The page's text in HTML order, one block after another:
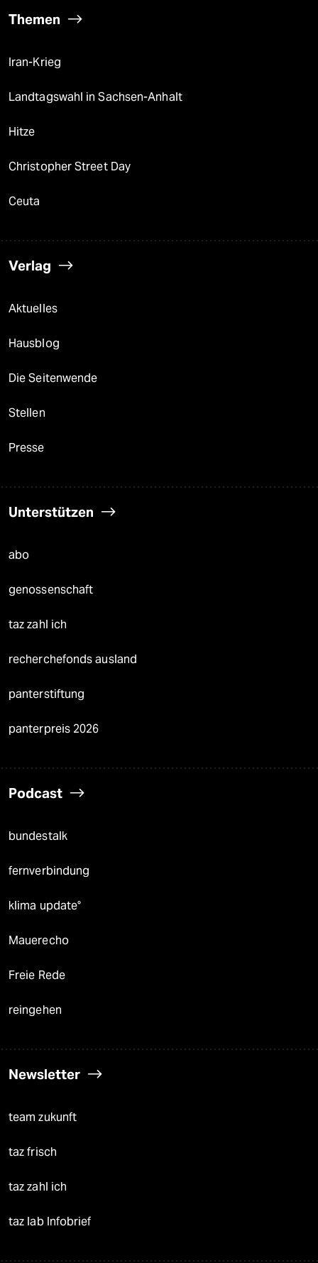
Themen
Iran-Krieg
Landtagswahl in Sachsen-Anhalt
Hitze
Christopher Street Day
Ceuta
Verlag
Aktuelles
Hausblog
Die Seitenwende
Stellen
Presse
Unterstützen
abo
genossenschaft
taz zahl ich
recherchefonds ausland
panterstiftung
panterpreis 2026
Podcast
bundestalk
fernverbindung
klima update°
Mauerecho
Freie Rede
reingehen
Newsletter
team zukunft
taz frisch
taz zahl ich
taz lab Infobrief